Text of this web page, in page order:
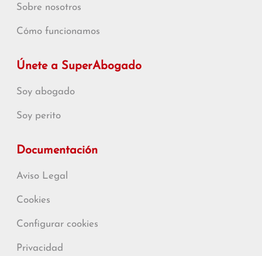
Sobre nosotros
Cómo funcionamos
Únete a SuperAbogado
Soy abogado
Soy perito
Documentación
Aviso Legal
Cookies
Configurar cookies
Privacidad